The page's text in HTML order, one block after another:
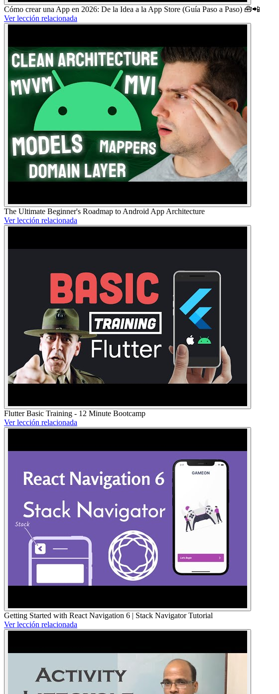
Cómo crear una App en 2026: De la Idea a la App Store (Guía Paso a Paso) 🧰📲
Ver lección relacionada
The Ultimate Beginner's Roadmap to Android App Architecture
Ver lección relacionada
Flutter Basic Training - 12 Minute Bootcamp
Ver lección relacionada
Getting Started with React Navigation 6 | Stack Navigator Tutorial
Ver lección relacionada